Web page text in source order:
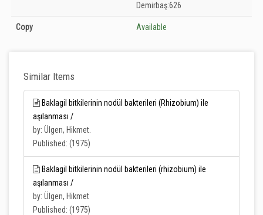
Demirbaş:626
Copy Available
Similar Items
Baklagil bitkilerinin nodül bakterileri (Rhizobium) ile
aşılanması /
by: Ülgen, Hikmet.
Published: (1975)
Baklagil bitkilerinin nodül bakterileri (rhizobium) ile
aşılanması /
by: Ülgen, Hikmet
Published: (1975)